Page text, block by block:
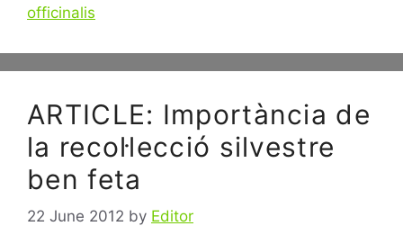
officinalis
ARTICLE: Importància de
la recol·lecció silvestre
ben feta
22 June 2012 by Editor